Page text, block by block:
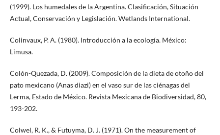
(1999). Los humedales de la Argentina. Clasificación, Situación
Actual, Conservación y Legislación. Wetlands International.
Colinvaux, P. A. (1980). Introducción a la ecología. México:
Limusa.
Colón-Quezada, D. (2009). Composición de la dieta de otoño del
pato mexicano (Anas diazi) en el vaso sur de las ciénagas del
Lerma, Estado de México. Revista Mexicana de Biodiversidad, 80,
193-202.
Colwel, R. K., & Futuyma, D. J. (1971). On the measurement of